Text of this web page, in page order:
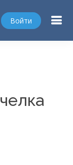
Войти